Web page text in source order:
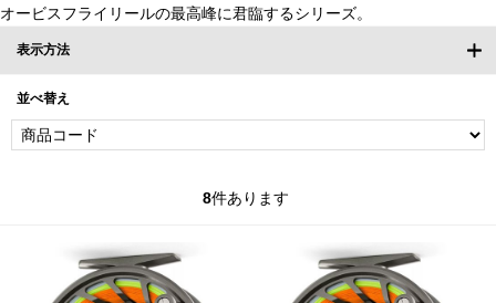
オービスフライリールの最高峰に君臨するシリーズ。
表示方法
並べ替え
8件あります